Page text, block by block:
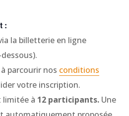
:
la billetterie en ligne
parcourir nos conditions
votre inscription.
limitée à 12 participants. Une